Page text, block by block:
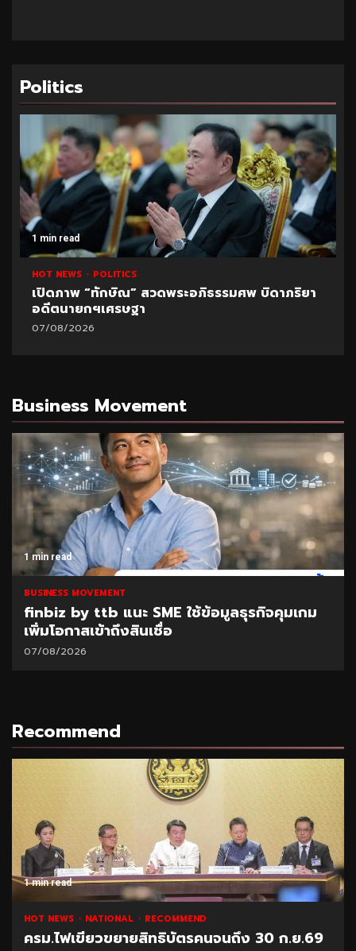
Politics
1 min read
HOT NEWS POLITICS
เปิดภาพ “ทักษิณ” สวดพระอภิธรรมศพ บิดาภริยา
อดีตนายกฯเศรษฐา
07/08/2026
Business Movement
1 min read
BUSINESS MOVEMENT
finbiz by ttb แนะ SME ใช้ข้อมูลธุรกิจคุมเกม
เพิ่มโอกาสเข้าถึงสินเชื่อ
07/08/2026
Recommend
1 min read
HOT NEWS NATIONAL RECOMMEND
ครม.ไฟเขียวขยายสิทธิบัตรคนจนถึง 30 ก.ย.69